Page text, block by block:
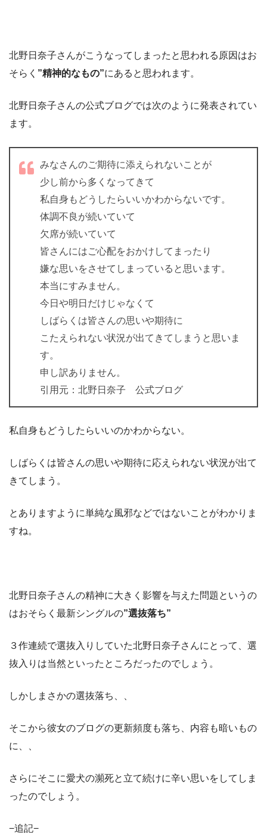
北野日奈子さんがこうなってしまったと思われる原因はお
そらく ”精神的なもの”にあると思われます。
北野日奈子さんの公式ブログでは次のように発表されてい
ます。
みなさんのご期待に添えられないことが
少し前から多くなってきて
私自身もどうしたらいいかわからないです。
体調不良が続いていて
欠席が続いていて
皆さんにはご心配をおかけしてまったり
嫌な思いをさせてしまっていると思います。
本当にすみません。
今日や明日だけじゃなくて
しばらくは皆さんの思いや期待に
こたえられない状況が出てきてしまうと思いま
す。
申し訳ありません。
引用元：北野日奈子 公式ブログ
私自身もどうしたらいいのかわからない。
しばらくは皆さんの思いや期待に応えられない状況が出て
きてしまう。
とありますように単純な風邪などではないことがわかりま
すね。
北野日奈子さんの精神に大きく影響を与えた問題というの
はおそらく最新シングルの”選抜落ち”
３作連続で選抜入りしていた北野日奈子さんにとって、選
抜入りは当然といったところだったのでしょう。
しかしまさかの選抜落ち、、
そこから彼女のブログの更新頻度も落ち、内容も暗いもの
に、、
さらにそこに愛犬の瀕死と立て続けに辛い思いをしてしま
ったのでしょう。
−追記−